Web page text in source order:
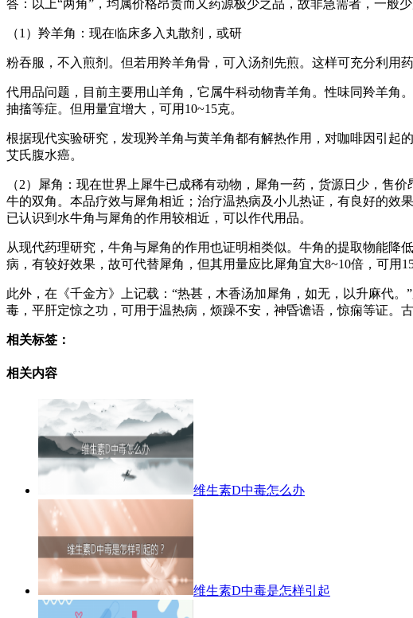
答：以上“两角”，均属价格昂贵而又药源极少之品，故非急需者，一般
（1）羚羊角：现在临床多入丸散剂，或研
粉吞服，不入煎剂。但若用羚羊角骨，可入汤剂先煎。这样可充分利用
代用品问题，目前主要用山羊角，它属牛科动物青羊角。性味同羚羊角
抽搐等症。但用量宜增大，可用10~15克。
根据现代实验研究，发现羚羊角与黄羊角都有解热作用，对咖啡因引起
艾氏腹水癌。
（2）犀角：现在世界上犀牛已成稀有动物，犀角一药，货源日少，售
牛的双角。本品疗效与犀角相近；治疗温热病及小儿热证，有良好的效
已认识到水牛角与犀角的作用较相近，可以作代用品。
从现代药理研究，牛角与犀角的作用也证明相类似。牛角的提取物能
病，有较好效果，故可代替犀角，但其用量应比犀角宜大8~10倍，可用
此外，在《千金方》上记载：“热甚，木香汤加犀角，如无，以升麻代
毒，平肝定惊之功，可用于温热病，烦躁不安，神昏谵语，惊痫等证。
相关标签：
相关内容
维生素D中毒怎么办
维生素D中毒是怎样引起